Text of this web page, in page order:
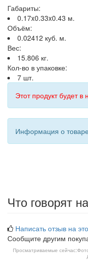
Габариты:
0.17x0.33x0.43 м.
Объём:
0.02412 куб. м.
Вес:
15.806 кг.
Кол-во в упаковке:
7 шт.
Этот продукт будет
Информация о
Что говорят
Написать отзыв на
Сообщите другим
Просматриваемые сейчас: